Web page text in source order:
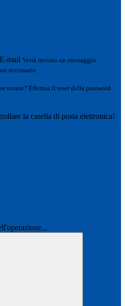
E-mail Verrà inviato un messaggio
necessarie.
utente? Effettua il reset della password
la casella di posta elettronica!